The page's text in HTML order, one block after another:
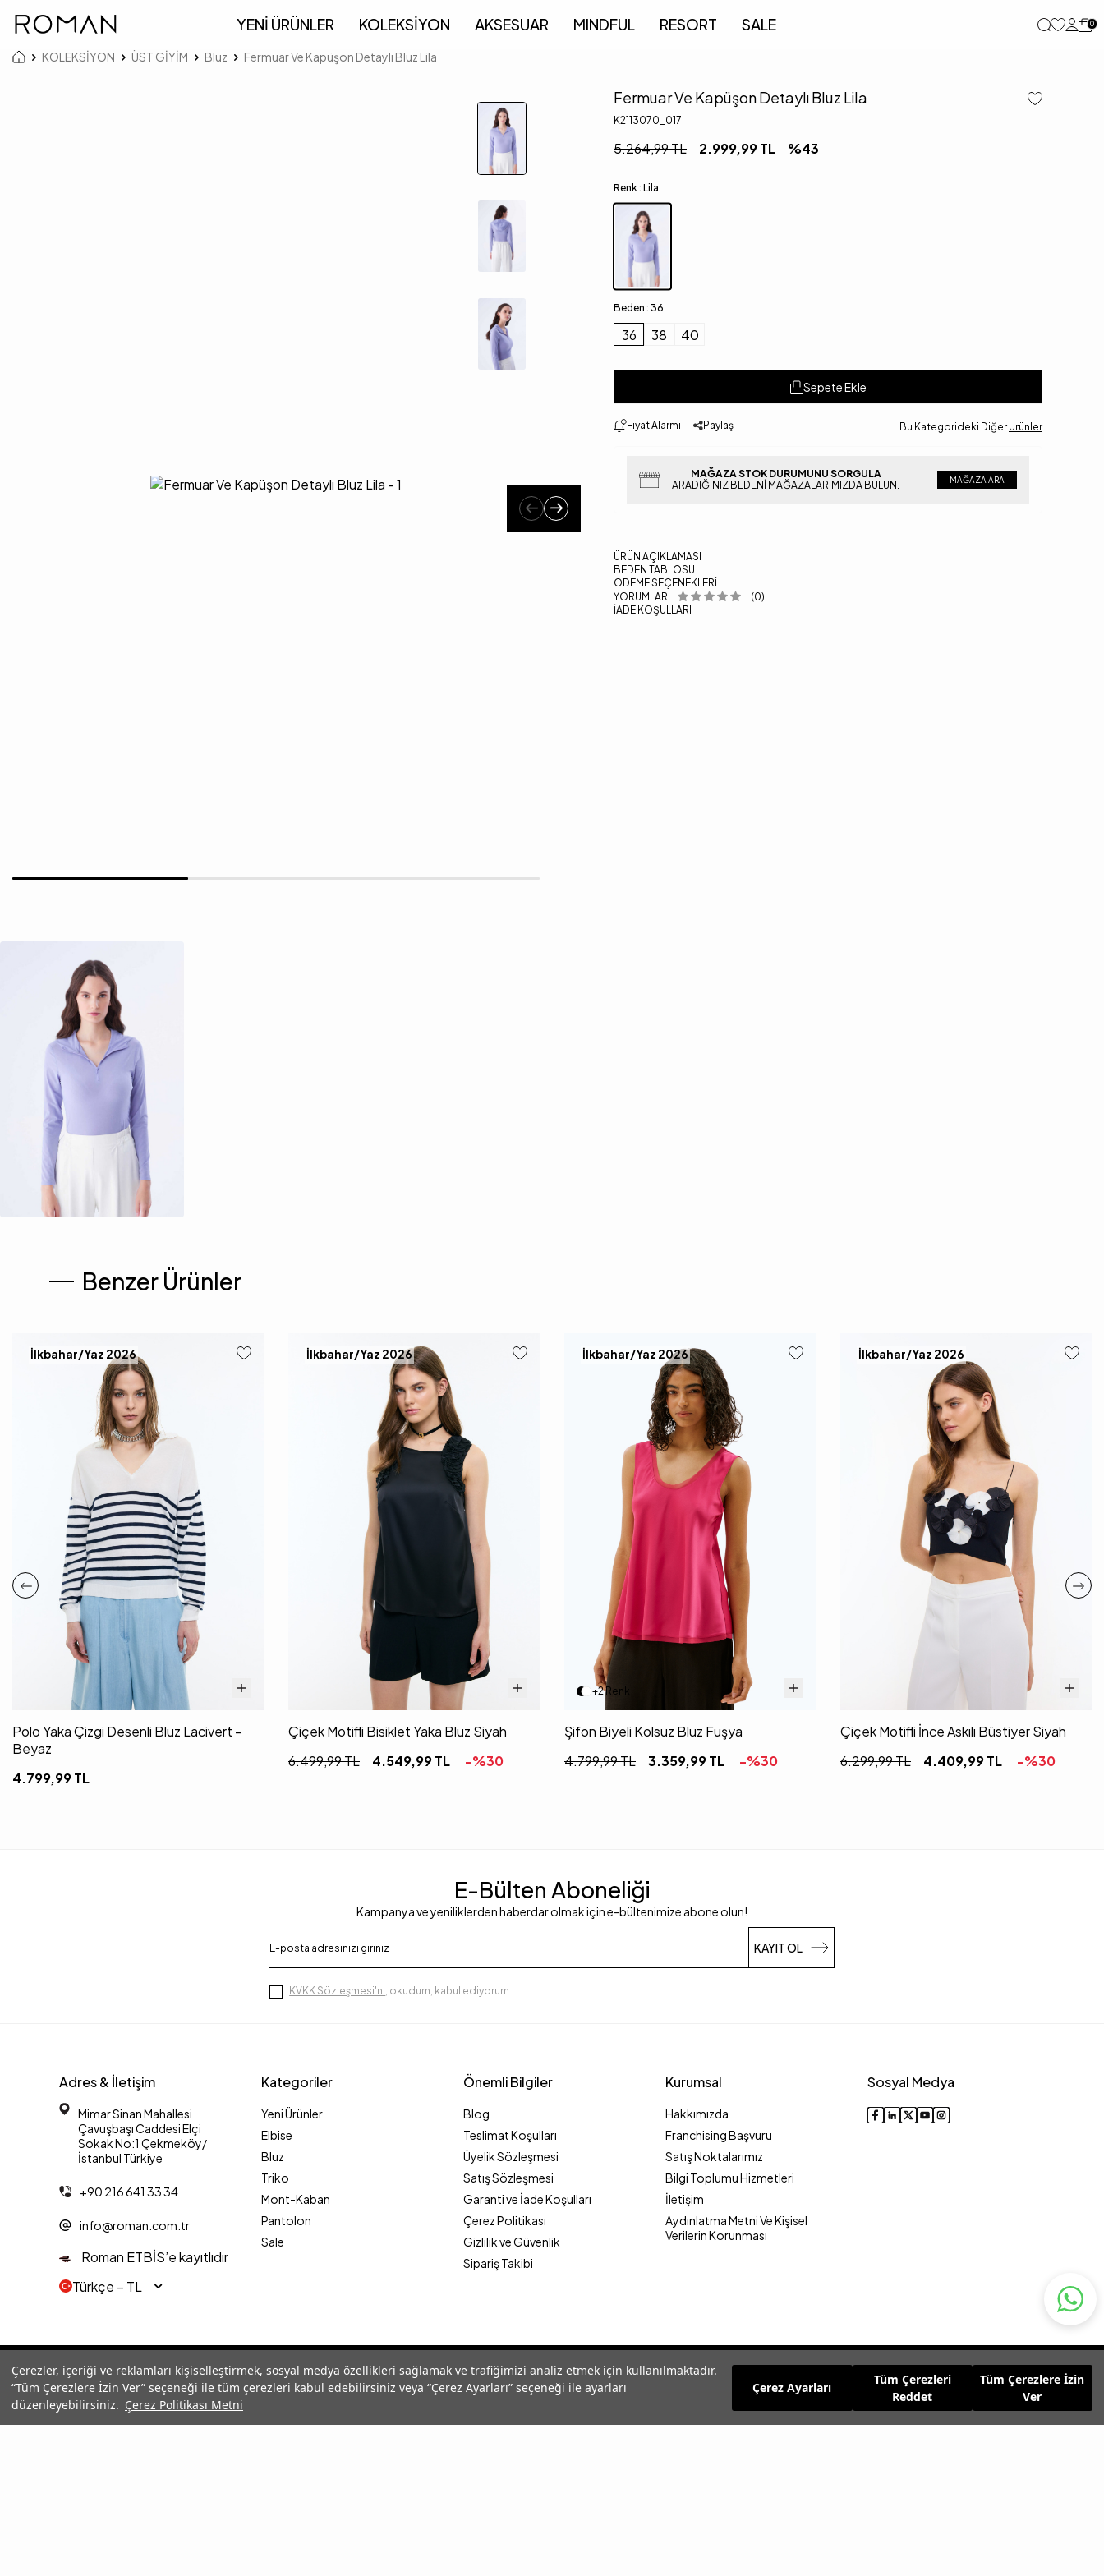
Çerezler, içeriği ve reklamları kişiselleştirmek, sosyal medya özellikleri sağlamak ve trafiğimizi analiz etmek için kullanılmaktadır.
“Tüm Çerezlere İzin Ver” seçeneği ile tüm çerezleri kabul edebilirsiniz veya “Çerez Ayarları” seçeneği ile ayarları
düzenleyebilirsiniz. Çerez Politikası Metni
Çerez Ayarları
Tüm Çerezleri
Reddet
Tüm Çerezlere İzin
Ver
YENİ ÜRÜNLER KOLEKSİYON AKSESUAR MINDFUL RESORT SALE 0
KOLEKSİYON ÜST GİYİM Bluz Fermuar Ve Kapüşon Detaylı Bluz Lila
Fermuar Ve Kapüşon Detaylı Bluz Lila
K2113070_017
5.264,99TL 2.999,99TL %43
Renk : Lila
Beden : 36
36 38 40
Sepete Ekle
Fiyat Alarmı Paylaş Bu Kategorideki Diğer Ürünler
MAĞAZA STOK DURUMUNU SORGULA
ARADIĞINIZ BEDENI MAĞAZALARIMIZDA BULUN.
MAĞAZA ARA
ÜRÜN AÇIKLAMASI
BEDEN TABLOSU
ÖDEME SEÇENEKLERI
YORUMLAR
(0)
İADE KOŞULLARI
Benzer Ürünler
İlkbahar/Yaz 2026
Polo Yaka Çizgi Desenli Bluz Lacivert -
Beyaz
4.799,99TL
İlkbahar/Yaz 2026
Çiçek Motifli Bisiklet Yaka Bluz Siyah
6.499,99TL 4.549,99TL -%30
İlkbahar/Yaz 2026
+2 Renk
Şifon Biyeli Kolsuz Bluz Fuşya
4.799,99TL 3.359,99TL -%30
İlkbahar/Yaz 2026
Çiçek Motifli İnce Askılı Büstiyer Siyah
6.299,99TL 4.409,99TL -%30
E-Bülten Aboneliği
Kampanya ve yeniliklerden haberdar olmak için e-bültenimize abone olun!
KAYIT OL
KVKK Sözleşmesi'ni, okudum, kabul ediyorum.
Adres & İletişim
Mimar Sinan Mahallesi
Çavuşbaşı Caddesi Elçi
Sokak No:1 Çekmeköy/
İstanbul Türkiye
+90 216 641 33 34
info@roman.com.tr
Roman ETBİS’e kayıtlıdır
Türkçe − TL
Kategoriler
Yeni Ürünler
Elbise
Bluz
Triko
Mont-Kaban
Pantolon
Sale
Önemli Bilgiler
Blog
Teslimat Koşulları
Üyelik Sözleşmesi
Satış Sözleşmesi
Garanti ve İade Koşulları
Çerez Politikası
Gizlilik ve Güvenlik
Sipariş Takibi
Kurumsal
Hakkımızda
Franchising Başvuru
Satış Noktalarımız
Bilgi Toplumu Hizmetleri
İletişim
Aydınlatma Metni Ve Kişisel
Verilerin Korunması
Sosyal Medya
© 2025 Roman® Tüm Hakları Saklıdır, İzinsiz kullanılamaz